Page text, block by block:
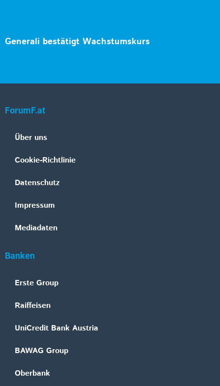
Generali bestätigt Wachstumskurs
ForumF.at
Über uns
Cookie-Richtlinie
Datenschutz
Impressum
Mediadaten
Banken
Erste Group
Raiffeisen
UniCredit Bank Austria
BAWAG Group
Oberbank